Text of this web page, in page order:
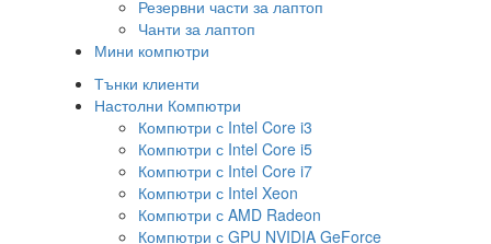
Резервни части за лаптоп
Чанти за лаптоп
Мини компютри
Тънки клиенти
Настолни Компютри
Компютри с Intel Core i3
Компютри с Intel Core i5
Компютри с Intel Core i7
Компютри с Intel Xeon
Компютри с AMD Radeon
Компютри с GPU NVIDIA GeForce